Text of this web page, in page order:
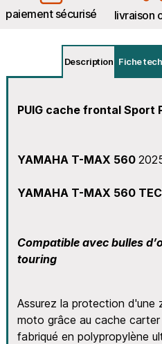
paiement sécurisé livraison
Description Fiche
PUIG cache frontal Sport
YAMAHA T-MAX 560
YAMAHA T-MAX 560
Compatible avec bulles
touring
Assurez la protection d'une
moto grâce au cache carter
fabriqué en polypropylène